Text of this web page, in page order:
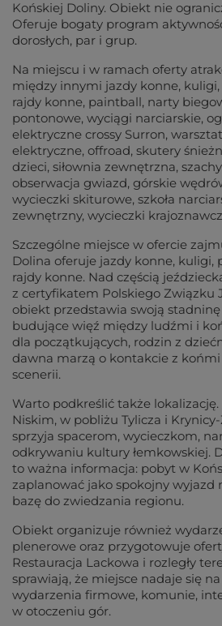
Końskiej Doliny. Obiekt nie
Oferuje bogaty program
dorosłych, par i grup.
Na miejscu i w ramach oferty
między innymi jazdy konne,
rajdy konne, paintball, narty
pontonowe, wyciągi narciarskie,
elektryczne crossy Surron,
elektryczne, offroad, skutery
dzieci, siłownia zewnętrzna,
obserwacja gwiazd, górskie
wycieczki skiturowe, szkoła
zewnętrzny, wycieczki
Szczególne miejsce w ofercie
Dolina oferuje jazdy konne, kuligi,
rajdy konne. Nad częścią
z certyfikatem Polskiego Związku
obiekt przedstawia swoją
budujące więź między ludźmi i
dla początkujących, rodzin z
dawna marzą o kontakcie z
scenerii.
Warto podkreślić także
Niskim, w pobliżu Tylicza i
sprzyja spacerom, wycieczkom,
odkrywaniu kultury łemkowskiej.
to ważna informacja: pobyt w
zaplanować jako spokojny wyjazd
bazę do zwiedzania regionu.
Obiekt organizuje również
plenerowe oraz przygotowuje
Restauracja Lackowa i rozległy
sprawiają, że miejsce nadaje się
wydarzenia firmowe, komunie,
w otoczeniu gór.